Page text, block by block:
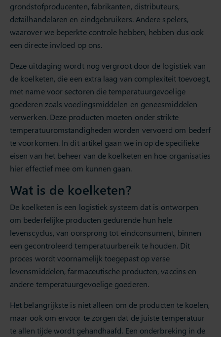
grondstofproducenten, fabrikanten, distributeurs,
detailhandelaren en eindgebruikers. Andere spelers,
waarover we beperkte controle hebben, hebben dus ook
een directe invloed op ons.
Deze uitdaging wordt nog vergroot door de logistiek van
de koelketen, die een extra laag van complexiteit toevoegt,
met name voor sectoren die temperatuurgevoelige
goederen zoals voedingsmiddelen en geneesmiddelen
verwerken. Deze producten moeten onder strikte
temperatuuromstandigheden worden vervoerd om bederf
te voorkomen. In dit artikel gaan we in op de specifieke
eisen van het beheer van de koelketen en hoe organisaties
hier effectief mee om kunnen gaan.
Wat is de koelketen?
De koelketen is een logistiek systeem dat is ontworpen
om bederfelijke producten gedurende hun hele
levenscyclus, van oorsprong tot eindconsument, binnen
een gecontroleerd temperatuurbereik te houden. Dit
proces wordt voornamelijk toegepast op verse
levensmiddelen, farmaceutische producten, vaccins en
andere temperatuurgevoelige goederen.
Het belangrijkste is niet alleen om de producten te koelen,
maar ook om ervoor te zorgen dat de juiste temperatuur
te allen tijde wordt gehandhaafd. Een onderbreking in de